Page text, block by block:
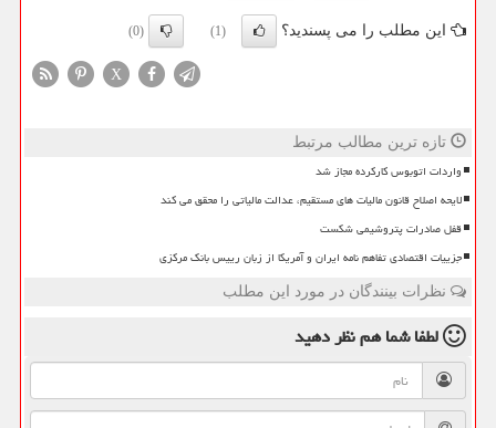
این مطلب را می پسندید؟ (1)
(0)
X
تازه ترین مطالب مرتبط
واردات اتوبوس کارکرده مجاز شد
لایحه اصلاح قانون مالیات های مستقیم، عدالت مالیاتی را محقق می کند
قفل صادرات پتروشیمی شکست
جزییات اقتصادی تفاهم نامه ایران و آمریکا از زبان رییس بانک مرکزی
نظرات بینندگان در مورد این مطلب
لطفا شما همنظر دهید